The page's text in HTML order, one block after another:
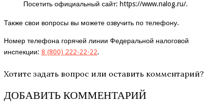
Посетить официальный сайт: https://www.nalog.ru/.
Также свои вопросы вы можете озвучить по телефону.
Номер телефона горячей линии Федеральной налоговой
инспекции: 8 (800) 222-22-22.
Хотите задать вопрос или оставить комментарий?
ДОБАВИТЬ КОММЕНТАРИЙ